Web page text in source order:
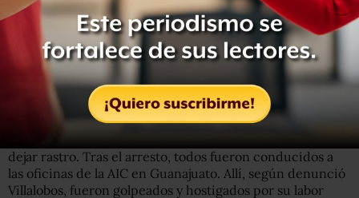
“Tu hermana ya está muerta”
La versión de las autoridades es que se produjo una
persecución y que Jhonatan Sanvodal fue capturado en
flagrancia. Sin embargo, sus familiares lo niegan y
aseguran que los agentes irrumpieron en la vivienda sin
orden de cateo ni previo aviso. Denuncian, además, que
se llevaron los videos de las cámaras cercanas para no
dejar rastro. Tras el arresto, todos fueron conducidos a
las oficinas de la AIC en Guanajuato. Allí, según denunció
Villalobos, fueron golpeados y hostigados por su labor